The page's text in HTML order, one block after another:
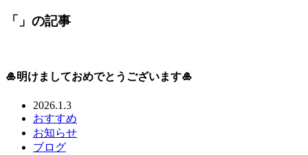
「」の記事
🎍明けましておめでとうございます🎍
2026.1.3
おすすめ
お知らせ
ブログ